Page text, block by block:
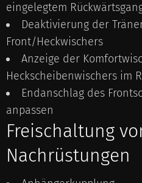
eingelegtem
Deaktivierung der
Front/Heckwischers
Anzeige der
Heckscheibenwischers im
Endanschlag des
anpassen
Freischaltung
Nachrüstungen